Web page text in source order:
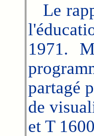
Le
1971.
partagé
de
et T